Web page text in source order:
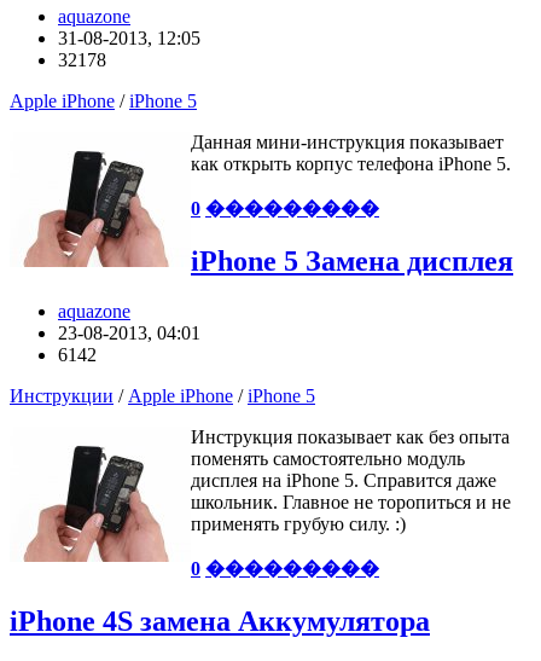
aquazone
31-08-2013, 12:05
32178
Apple iPhone /iPhone 5
Данная мини-инструкция показывает
как открыть корпус телефона iPhone 5.
0 ���������
iPhone 5 Замена дисплея
aquazone
23-08-2013, 04:01
6142
Инструкции /Apple iPhone /iPhone 5
Инструкция показывает как без опыта
поменять самостоятельно модуль
дисплея на iPhone 5. Справится даже
школьник. Главное не торопиться и не
применять грубую силу. :)
0 ���������
iPhone 4S замена Аккумулятора